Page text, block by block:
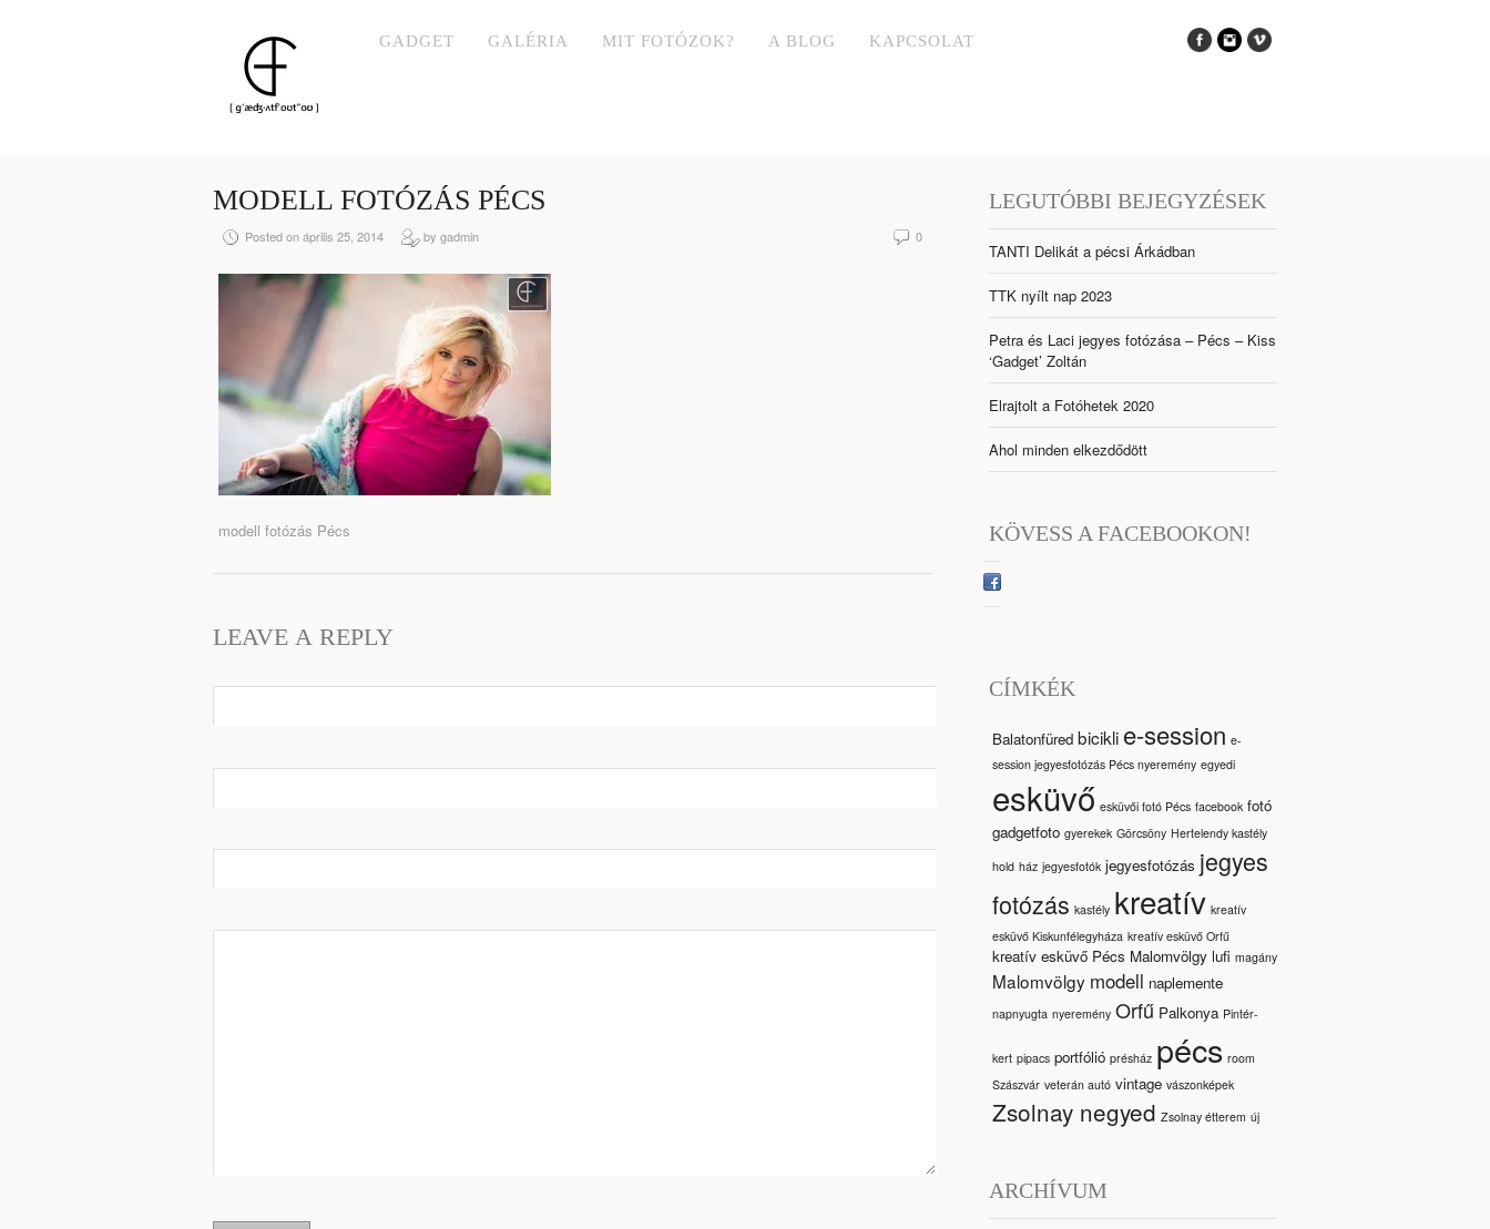
GADGET GALÉRIA MIT FOTÓZOK? A BLOG KAPCSOLAT
MODELL FOTÓZÁS PÉCS
Posted on április 25, 2014 by gadmin 0
modell fotózás Pécs
LEAVE A REPLY
LEGUTÓBBI BEJEGYZÉSEK
TANTI Delikát a pécsi Árkádban
TTK nyílt nap 2023
Petra és Laci jegyes fotózása – Pécs – Kiss
‘Gadget’ Zoltán
Elrajtolt a Fotóhetek 2020
Ahol minden elkezdődött
KÖVESS A FACEBOOKON!
CÍMKÉK
Balatonfüred bicikli e-session e-
session jegyesfotózás Pécs nyeremény egyedi
esküvő esküvői fotó Pécs facebook fotó
gadgetfoto gyerekek Görcsöny Hertelendy kastély
hold ház jegyesfotók jegyesfotózás jegyes
fotózás kastély kreatív kreatív
esküvő Kiskunfélegyháza kreatív esküvő Orfű
kreatív esküvő Pécs Malomvölgy lufi magány
Malomvölgy modell naplemente
napnyugta nyeremény Orfű Palkonya Pintér-
kert pipacs portfólió présház pécs room
Szászvár veterán autó vintage vászonképek
Zsolnay negyed Zsolnay étterem új
ARCHÍVUM